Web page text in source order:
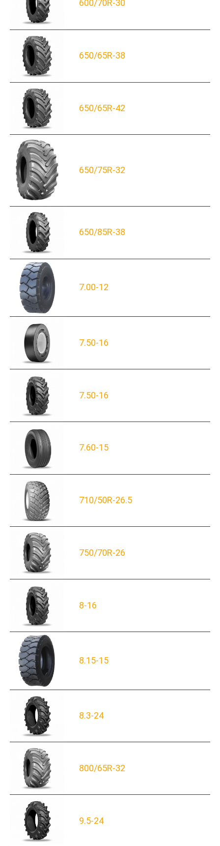
600/70R-30
650/65R-38
650/65R-42
650/75R-32
650/85R-38
7.00-12
7.50-16
7.50-16
7.60-15
710/50R-26.5
750/70R-26
8-16
8.15-15
8.3-24
800/65R-32
9.5-24